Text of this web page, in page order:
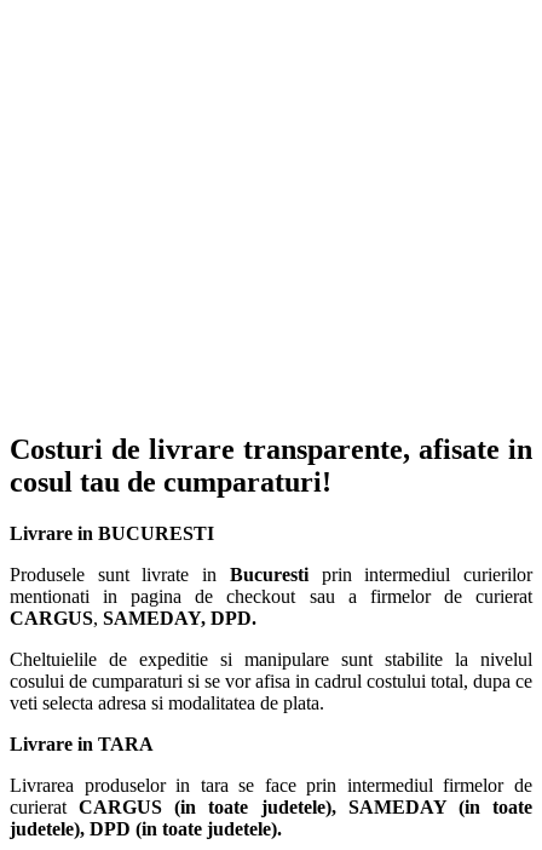
Costuri de livrare transparente, afisate in
cosul tau de cumparaturi!
Livrare in BUCURESTI
Produsele sunt livrate in Bucurestiprin intermediul curierilor
mentionati in pagina de checkout sau a firmelor de curierat
CARGUS, SAMEDAY, DPD.
Cheltuielile de expeditie si manipulare sunt stabilite la nivelul
cosului de cumparaturi si se vor afisa in cadrul costului total, dupa ce
veti selecta adresa si modalitatea de plata.
Livrare in TARA
Livrarea produselor in tara se face prin intermediul firmelor de
curieratCARGUS (in toate judetele),
SAMEDAY (in toate
judetele), DPD (in toate judetele).